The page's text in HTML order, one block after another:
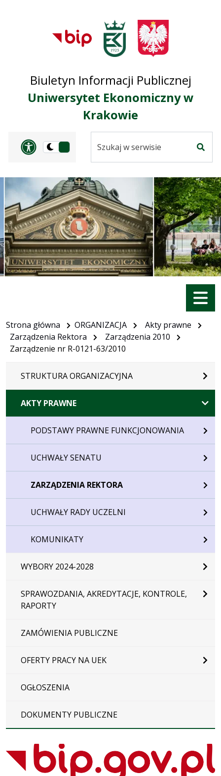
Przejdź do
głównego menu
Przejdź do treści
Przejdź do mapy
serwisu
Biuletyn Informacji Publicznej
Uniwersytet Ekonomiczny w
Krakowie
Panel dostosowania
Przełącz
ciemną
serwisie
Menu
Strona główna ORGANIZACJA
Akty prawne
Zarządzenia Rektora
Zarządzenia 2010
Zarządzenie nr R-0121-63/2010
STRUKTURA ORGANIZACYJNA
AKTY PRAWNE
PODSTAWY PRAWNE FUNKCJONOWANIA
UCHWAŁY SENATU
ZARZĄDZENIA REKTORA
UCHWAŁY RADY UCZELNI
KOMUNIKATY
WYBORY 2024-2028
SPRAWOZDANIA, AKREDYTACJE, KONTROLE,
RAPORTY
ZAMÓWIENIA PUBLICZNE
OFERTY PRACY NA UEK
OGŁOSZENIA
DOKUMENTY PUBLICZNE